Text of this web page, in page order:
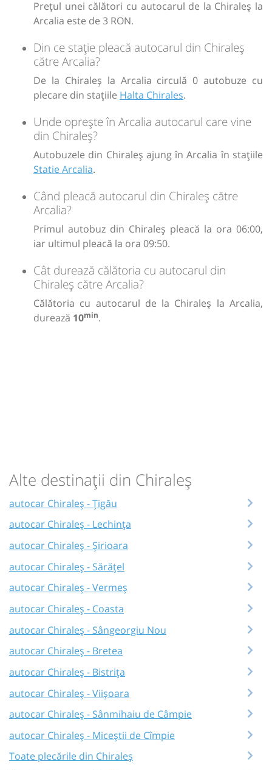
Prețul unei călători cu autocarul de la Chiraleș la
Arcalia este de 3 RON.
Din ce stație pleacă autocarul din Chiraleș
către Arcalia?
De la Chiraleș la Arcalia circulă 0 autobuze cu
plecare din stațiile Halta Chirales.
Unde oprește în Arcalia autocarul care vine
din Chiraleș?
Autobuzele din Chiraleș ajung în Arcalia în stațiile
Statie Arcalia.
Când pleacă autocarul din Chiraleș către
Arcalia?
Primul autobuz din Chiraleș pleacă la ora 06:00,
iar ultimul pleacă la ora 09:50.
Cât durează călătoria cu autocarul din
Chiraleș către Arcalia?
Călătoria cu autocarul de la Chiraleș la Arcalia,
durează 10min.
Alte destinații din Chiraleș
autocar Chiraleș - Țigău
autocar Chiraleș - Lechința
autocar Chiraleș - Șirioara
autocar Chiraleș - Sărățel
autocar Chiraleș - Vermeș
autocar Chiraleș - Coasta
autocar Chiraleș - Sângeorgiu Nou
autocar Chiraleș - Bretea
autocar Chiraleș - Bistrița
autocar Chiraleș - Viișoara
autocar Chiraleș - Sânmihaiu de Câmpie
autocar Chiraleș - Miceștii de Cîmpie
Toate plecările din Chiraleș